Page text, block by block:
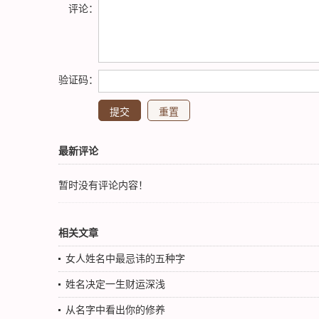
评论：
验证码：
最新评论
暂时没有评论内容！
相关文章
女人姓名中最忌讳的五种字
姓名决定一生财运深浅
从名字中看出你的修养